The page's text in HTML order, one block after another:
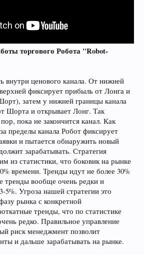
торгового Робота "Robot-
внутри ценового канала. От нижней
фиксирует прибыль от Лонга и
затем у нижней границы канала
Шорта и открывает Лонг. Так
пока не закончится канал. Как
пределы канала Робот фиксирует
и пытается обнаружить новый
зарабатывать. Стратегия
из статистики, что боковик на рынке
времени. Тренды идут не более 30%
тренды вообще очень редки и
5%. Угроза нашей стратегии это
рынка с конкретной
тренды, что по статистике
редко. Правильное управление
риск менеджмент позволит
и дальше зарабатывать на рынке.